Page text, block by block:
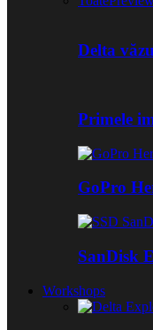
Delta
Primele
GoPro
SanDisk
Workshops